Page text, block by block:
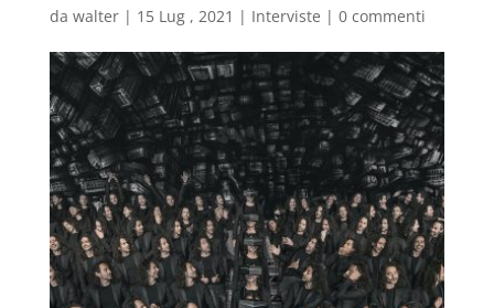
da walter| 15 Lug , 2021 | Interviste | 0 commenti